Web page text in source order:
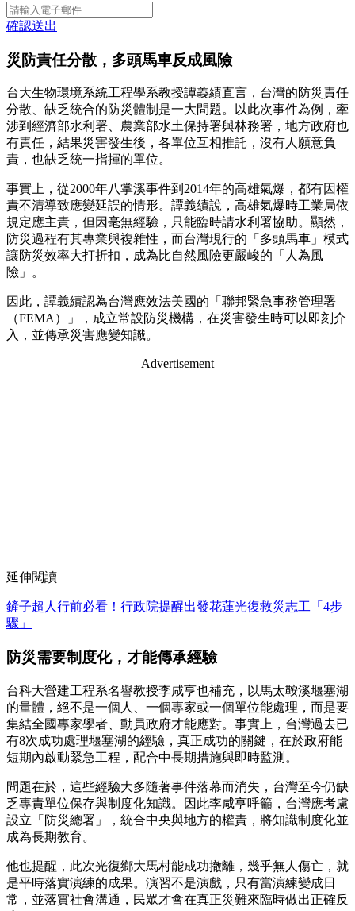
確認送出
災防責任分散，多頭馬車反成風險
台大生物環境系統工程學系教授譚義績直言，台灣的防災責任
分散、缺乏統合的防災體制是一大問題。以此次事件為例，牽
涉到經濟部水利署、農業部水土保持署與林務署，地方政府也
有責任，結果災害發生後，各單位互相推託，沒有人願意負
責，也缺乏統一指揮的單位。
事實上，從2000年八掌溪事件到2014年的高雄氣爆，都有因權
責不清導致應變延誤的情形。譚義績說，高雄氣爆時工業局依
規定應主責，但因毫無經驗，只能臨時請水利署協助。顯然，
防災過程有其專業與複雜性，而台灣現行的「多頭馬車」模式
讓防災效率大打折扣，成為比自然風險更嚴峻的「人為風
險」。
因此，譚義績認為台灣應效法美國的「聯邦緊急事務管理署
（FEMA）」，成立常設防災機構，在災害發生時可以即刻介
入，並傳承災害應變知識。
Advertisement
延伸閱讀
鏟子超人行前必看！行政院提醒出發花蓮光復救災志工「4步
驟」
防災需要制度化，才能傳承經驗
台科大營建工程系名譽教授李咸亨也補充，以馬太鞍溪堰塞湖
的量體，絕不是一個人、一個專家或一個單位能處理，而是要
集結全國專家學者、動員政府才能應對。事實上，台灣過去已
有8次成功處理堰塞湖的經驗，真正成功的關鍵，在於政府能
短期內啟動緊急工程，配合中長期措施與即時監測。
問題在於，這些經驗大多隨著事件落幕而消失，台灣至今仍缺
乏專責單位保存與制度化知識。因此李咸亨呼籲，台灣應考慮
設立「防災總署」，統合中央與地方的權責，將知識制度化並
成為長期教育。
他也提醒，此次光復鄉大馬村能成功撤離，幾乎無人傷亡，就
是平時落實演練的成果。演習不是演戲，只有當演練變成日
常，並落實社會溝通，民眾才會在真正災難來臨時做出正確反